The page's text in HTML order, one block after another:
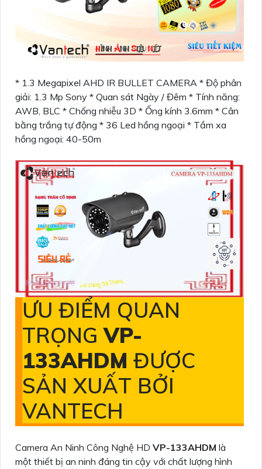
* 1.3 Megapixel AHD IR BULLET CAMERA * Độ phân
giải: 1.3 Mp Sony * Quan sát Ngày / Đêm * Tính năng:
AWB, BLC * Chống nhiễu 3D * Ống kính 3.6mm * Cân
bằng trắng tự động * 36 Led hồng ngoại * Tầm xa
hồng ngoại: 40-50m
ƯU ĐIỂM QUAN
TRỌNGVP-
133AHDM ĐƯỢC
SẢN XUẤT BỞI
VANTECH
Camera An Ninh Công Nghệ HD VP-133AHDM là
một thiết bị an ninh đáng tin cậy với chất lượng hình